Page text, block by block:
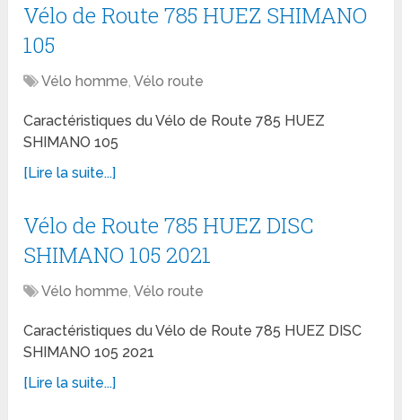
Vélo de Route 785 HUEZ SHIMANO
105
Vélo homme,Vélo route
Caractéristiques du Vélo de Route 785 HUEZ
SHIMANO 105
[Lire la suite...]
Vélo de Route 785 HUEZ DISC
SHIMANO 105 2021
Vélo homme,Vélo route
Caractéristiques du Vélo de Route 785 HUEZ DISC
SHIMANO 105 2021
[Lire la suite...]